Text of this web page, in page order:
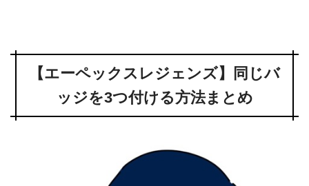
【エーペックスレジェンズ】同じバ
ッジを3つ付ける方法まとめ